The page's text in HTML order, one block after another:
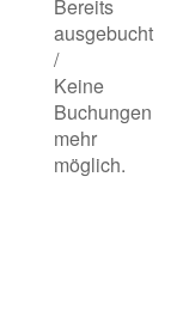
Bereits
ausgebucht
/
Keine
Buchungen
mehr
möglich.